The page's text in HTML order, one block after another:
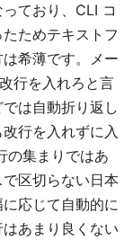
ており、CLI コ
ためテキストフ
希薄です。メー
行を入れろと言
は自動折り返し
行を入れずに入
の集まりではあ
区切らない日本
応じて自動的に
あまり良くない